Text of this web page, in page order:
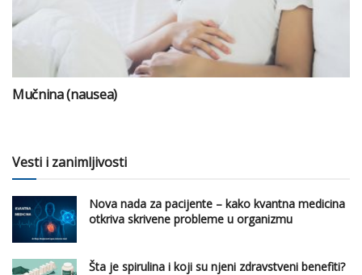
Mučnina (nausea)
Vesti i zanimljivosti
Nova nada za pacijente – kako kvantna medicina
otkriva skrivene probleme u organizmu
Šta je spirulina i koji su njeni zdravstveni benefiti?